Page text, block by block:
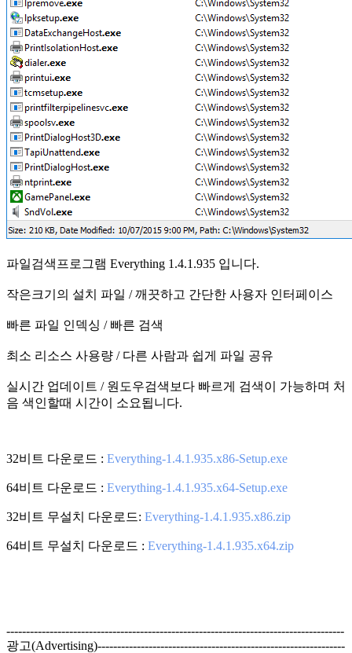
파일검색프로그램 Everything 1.4.1.935 입니다.
작은크기의 설치 파일 /깨끗하고 간단한 사용자 인터페이스
빠른 파일 인덱싱 / 빠른 검색
최소 리소스 사용량 / 다른 사람과 쉽게 파일 공유
실시간 업데이트 / 원도우검색보다 빠르게 검색이 가능하며 처
음 색인할때 시간이 소요됩니다.
32비트 다운로드 : Everything-1.4.1.935.x86-Setup.exe
64비트 다운로드 : Everything-1.4.1.935.x64-Setup.exe
32비트 무설치 다운로드: Everything-1.4.1.935.x86.zip
64비트 무설치 다운로드 : Everything-1.4.1.935.x64.zip
--------------------------------------------------------------------------------------
광고(Advertising)---------------------------------------------------------------